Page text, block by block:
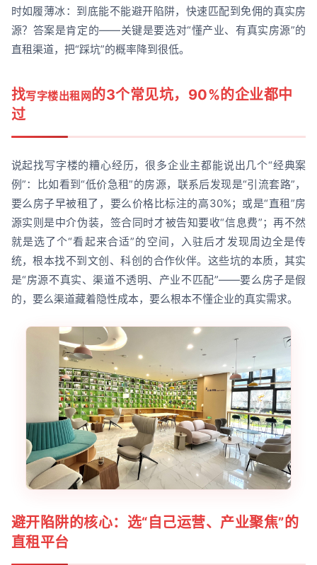
时如履薄冰：到底能不能避开陷阱，快速匹配到免佣的真实房
源？答案是肯定的——关键是要选对“懂产业、有真实房源”的
直租渠道，把“踩坑”的概率降到很低。
找写字楼出租网的3个常见坑，90%的企业都中
过
说起找写字楼的糟心经历，很多企业主都能说出几个“经典案
例”：比如看到“低价急租”的房源，联系后发现是“引流套路”，
要么房子早被租了，要么价格比标注的高30%；或是“直租”房
源实则是中介伪装，签合同时才被告知要收“信息费”；再不然
就是选了个“看起来合适”的空间，入驻后才发现周边全是传
统，根本找不到文创、科创的合作伙伴。这些坑的本质，其实
是“房源不真实、渠道不透明、产业不匹配”——要么房子是假
的，要么渠道藏着隐性成本，要么根本不懂企业的真实需求。
避开陷阱的核心：选“自己运营、产业聚焦”的
直租平台